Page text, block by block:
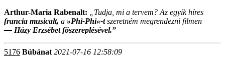
Arthur-Maria Ra­benalt:
„Tudja, mi a tervem? Az egyik híres
fran­cia musicalt, a »Phi-Phi«-tszeretném megrendezni filmen
— Házy Erzsébet főszereplé­sével.”
5176 Búbánat 2021-07-16 12:58:09